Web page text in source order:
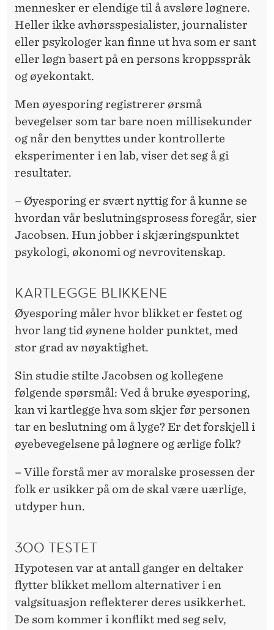
mennesker er elendige til å avsløre løgnere.
Heller ikke avhørsspesialister, journalister
eller psykologer kan finne ut hva som er sant
eller løgn basert på en persons kroppsspråk
og øyekontakt.
Men øyesporing registrerer ørsmå
bevegelser som tar bare noen millisekunder
og når den benyttes under kontrollerte
eksperimenter i en lab, viser det seg å gi
resultater.
– Øyesporing er svært nyttig for å kunne se
hvordan vår beslutningsprosess foregår, sier
Jacobsen. Hun jobber i skjæringspunktet
psykologi, økonomi og nevrovitenskap.
KARTLEGGE BLIKKENE
Øyesporing måler hvor blikket er festet og
hvor lang tid øynene holder punktet, med
stor grad av nøyaktighet.
Sin studie stilte Jacobsen og kollegene
følgende spørsmål: Ved å bruke øyesporing,
kan vi kartlegge hva som skjer før personen
tar en beslutning om å lyge? Er det forskjell i
øyebevegelsene på løgnere og ærlige folk?
– Ville forstå mer av moralske prosessen der
folk er usikker på om de skal være uærlige,
utdyper hun.
300 TESTET
Hypotesen var at antall ganger en deltaker
flytter blikket mellom alternativer i en
valgsituasjon reflekterer deres usikkerhet.
De som kommer i konflikt med seg selv,